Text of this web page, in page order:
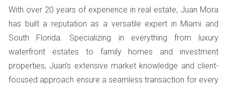
Para calificar, generalmente se requiere:
Ser residente del estado.
Tener un ingreso anual que no supere ciertos
límites.
No haber sido propietario de una vivienda en los
últimos tres años.
With over 20 years of experience in real estate, Juan Mora
has built a reputation as a versatile expert in Miami and
South Florida. Specializing in everything from luxury
waterfront estates to family homes and investment
properties, Juan’s extensive market knowledge and client-
focused approach ensure a seamless transaction for every